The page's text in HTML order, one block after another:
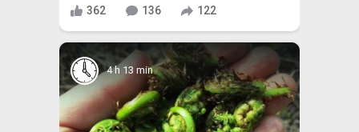
362 136 122
4 h 13 min